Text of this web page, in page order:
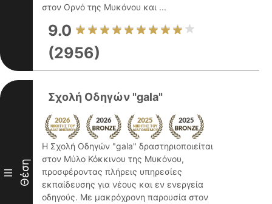
στον Ορνό της Μυκόνου και ...
9.0
(2956)
III Θέση
Σχολή Οδηγών "gala"
Η Σχολή Οδηγών "gala" δραστηριοποιείται
στον Μύλο Κόκκινου της Μυκόνου,
προσφέροντας πλήρεις υπηρεσίες
εκπαίδευσης για νέους και εν ενεργεία
οδηγούς. Με μακρόχρονη παρουσία στον